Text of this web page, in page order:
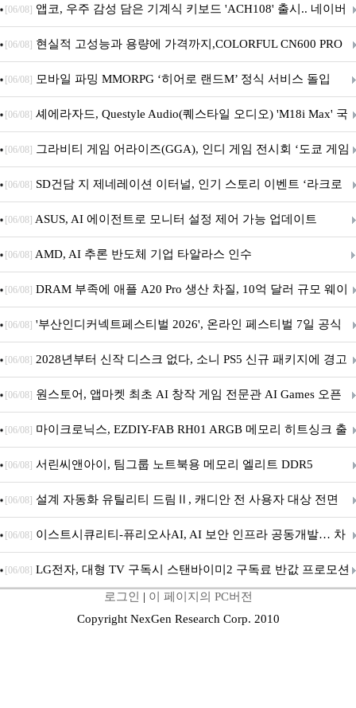
니터·스마트 펫 침대 기부
[06/08] 앱코, 우주 감성 담은 기계식 키보드 'ACH108' 출시.. 네이버
브랜드데이 기획전 진행
[06/08] 현실적 고성능과 용량에 가격까지,COLORFUL CN600 PRO
M.2 NVMe 디앤디컴 1TB
[06/08] 모바일 파밍 MMORPG ‘히어로 랜드M’ 정식 서비스 돌입
[06/08] 셰에라자드, Questyle Audio(퀘스타일 오디오) 'M18i Max' 국
내 정식 출시
[06/08] 그라비티 게임 어라이즈(GGA), 인디 게임 전시회 ‘도쿄 게임
던전 13’ 참가!
[06/08] SD건담 지 제네레이션 이터널, 인기 스토리 이벤트 ‘라크로
아의 용사’ 재개최 및 풍성한 기념 이벤트 실시!
[06/08] ASUS, AI 에이전트로 모니터 설정 제어 가능 업데이트
[06/08] AMD, AI 추론 반도체 기업 타알라스 인수
[06/08] DRAM 부족에 애플 A20 Pro 생산 차질, 10억 달러 규모 웨이
퍼 대기
[06/08] '부산인디커넥트페스티벌 2026', 온라인 페스티벌 7일 공식
개막... 22일간 진행
[06/08] 2028년부터 신작 디스크 없다, 소니 PS5 신규 패키지에 경고
문 추가
[06/08] 원스토어, 앱마켓 최초 AI 창작 게임 전문관 AI Games 오픈
[06/08] 마이크로닉스, EZDIY-FAB RH01 ARGB 메모리 히트싱크 출
시
[06/08] 서린씨앤아이, 팀그룹 노트북용 메모리 엘리트 DDR5
5600MHz 16GB 출시
[06/08] 설계 자동화 유틸리티 드림Ⅱ, 캐디안 전 사용자 대상 전면
무상 배포
[06/08] 이스트시큐리티-퓨리오사AI, AI 보안 인프라 공동개발… 차
세대 AI 보안 플랫폼 구축
[06/08] LG전자, 대형 TV 구독시 스탠바이미2 구독료 반값 프로모션
로그인 | 이 페이지의 PC버전
Copyright NexGen Research Corp. 2010